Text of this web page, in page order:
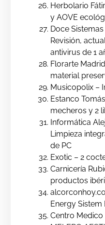
Herbolario
y AOVE
Doce
Revisión,
antivirus de 1
Florarte
material
Musicopolix –
Estanco
mecheros y 2
Informática
Limpieza
de PC
Exotic – 2
Carnicería
productos
Energy
⁠Centro Medico